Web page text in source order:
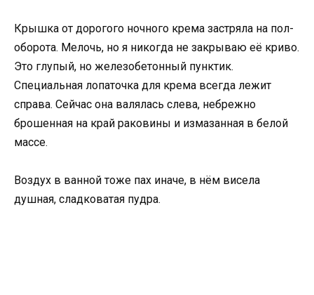
Крышка от дорогого ночного крема застряла на пол-
оборота. Мелочь, но я никогда не закрываю её криво.
Это глупый, но железобетонный пунктик.
Специальная лопаточка для крема всегда лежит
справа. Сейчас она валялась слева, небрежно
брошенная на край раковины и измазанная в белой
массе.
Воздух в ванной тоже пах иначе, в нём висела
душная, сладковатая пудра.